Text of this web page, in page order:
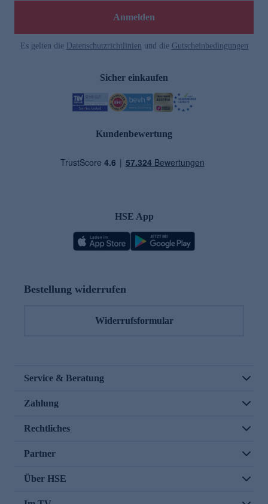
Anmelden
Es gelten die Datenschutzrichtlinien und die Gutscheinbedingungen
Sicher einkaufen
Kundenbewertung
HSE App
Bestellung widerrufen
Widerrufsformular
Service & Beratung
Zahlung
Rechtliches
Partner
Über HSE